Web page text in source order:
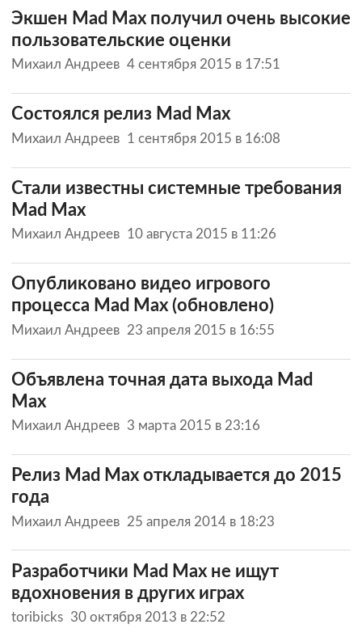
Экшен Mad Max получил очень высокие
пользовательские оценки
Михаил Андреев 4 сентября 2015 в 17:51
Состоялся релиз Mad Max
Михаил Андреев 1 сентября 2015 в 16:08
Стали известны системные требования
Mad Max
Михаил Андреев 10 августа 2015 в 11:26
Опубликовано видео игрового
процесса Mad Max (обновлено)
Михаил Андреев 23 апреля 2015 в 16:55
Объявлена точная дата выхода Mad
Max
Михаил Андреев 3 марта 2015 в 23:16
Релиз Mad Max откладывается до 2015
года
Михаил Андреев 25 апреля 2014 в 18:23
Разработчики Mad Max не ищут
вдохновения в других играх
toribicks 30 октября 2013 в 22:52